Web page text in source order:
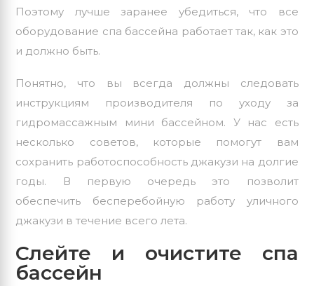
Поэтому лучше заранее убедиться, что все
оборудование спа бассейна работает так, как это
и должно быть.
Понятно, что вы всегда должны следовать
инструкциям производителя по уходу за
гидромассажным мини бассейном. У нас есть
несколько советов, которые помогут вам
сохранить работоспособность джакузи на долгие
годы. В первую очередь это позволит
обеспечить бесперебойную работу уличного
джакузи в течение всего лета.
Слейте и очистите спа
бассейн